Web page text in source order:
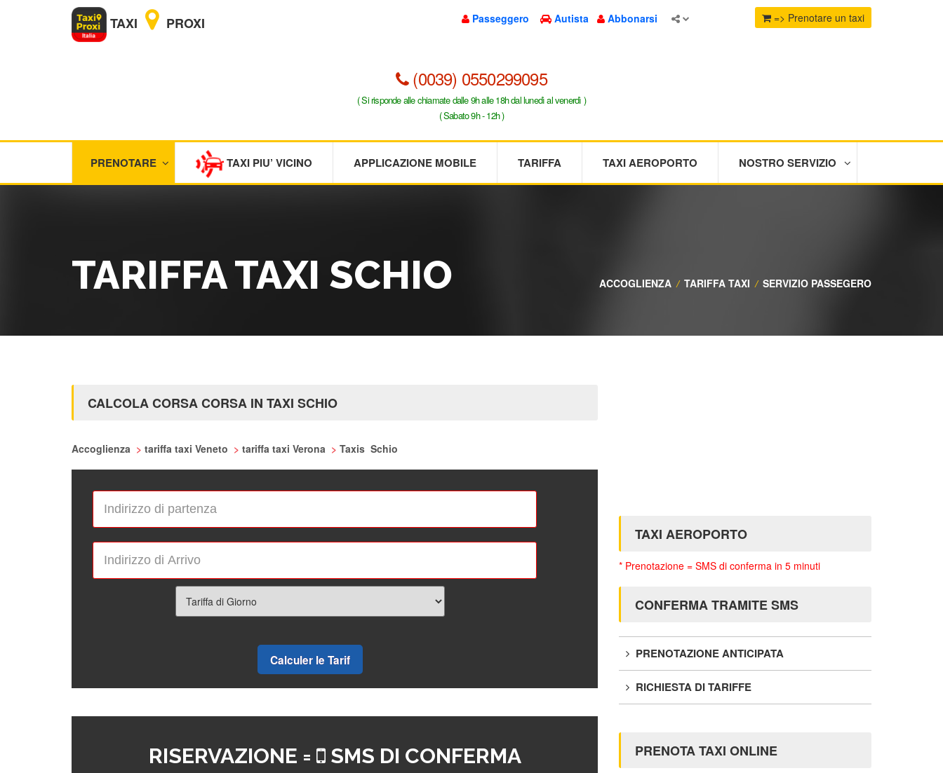
TAXI PROXI Passeggero Autista Abbonarsi => Prenotare un taxi
(0039) 0550299095
( Si risponde alle chiamate dalle 9h alle 18h dal lunedì al venerdì )
( Sabato 9h - 12h )
PRENOTARE TAXI PIU’ VICINO APPLICAZIONE MOBILE TARIFFA TAXI AEROPORTO NOSTRO SERVIZIO
TARIFFA TAXI SCHIO ACCOGLIENZA / TARIFFA TAXI / SERVIZIO PASSEGERO
CALCOLA CORSA CORSA IN TAXI SCHIO
Accoglienza > tariffa taxi Veneto > tariffa taxi Verona > Taxis Schio
Calculer le Tarif
RISERVAZIONE = SMS DI CONFERMA
TAXI AEROPORTO
* Prenotazione = SMS di conferma in 5 minuti
CONFERMA TRAMITE SMS
PRENOTAZIONE ANTICIPATA
RICHIESTA DI TARIFFE
PRENOTA TAXI ONLINE